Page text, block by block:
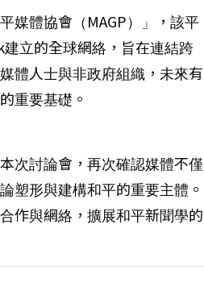
媒體協會（MAGP）」，該平
立的全球網絡，旨在連結跨
體人士與非政府組織，未來有
重要基礎。
次討論會，再次確認媒體不僅
塑形與建構和平的重要主體。
作與網絡，擴展和平新聞學的